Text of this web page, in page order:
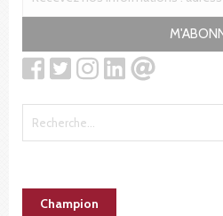
Champion